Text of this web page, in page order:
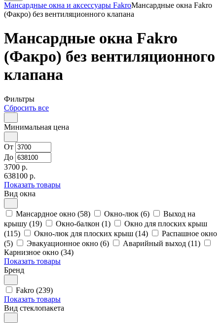
Мансардные окна и аксессуары FakroМансардные окна Fakro
(Факро) без вентиляционного клапана
Мансардные окна Fakro
(Факро) без вентиляционного
клапана
Фильтры
Сбросить все
Минимальная цена
От
До
3700 р.
638100 р.
Показать товары
Вид окна
Мансардное окно (58) Окно-люк (6)
Выход на
крышу (19)
Окно-балкон (1)
Окно для плоских крыш
(115)
Окно-люк для плоских крыш (14)
Распашное окно
(5)
Эвакуационное окно (6)
Аварийный выход (11)
Карнизное окно (34)
Показать товары
Бренд
Fakro (239)
Показать товары
Вид стеклопакета